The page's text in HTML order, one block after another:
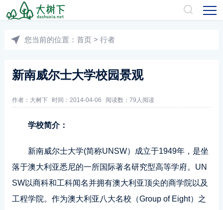
您当前的位置： 首页 > 行者
新南威尔士大学校园景观
作者： 大树下 时间：2014-04-06 阅读数： 79人阅读
学校简介：
新南威尔士大学(简称UNSW）成立于1949年，是坐
落于澳大利亚悉尼的一所国际著名研究型高等学府。UN
SW以商科和工科闻名并拥有澳大利亚顶尖的商学院以及
工程学院。作为澳大利亚八大名校（Group of Eight）之